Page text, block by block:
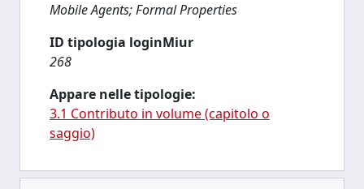
Mobile Agents; Formal Properties
ID tipologia loginMiur
268
Appare nelle tipologie:
3.1 Contributo in volume (capitolo o
saggio)